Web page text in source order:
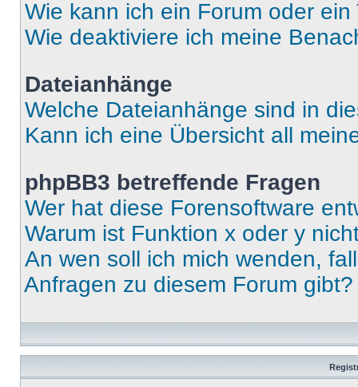
Wie kann ich ein Forum oder
Wie deaktiviere ich meine
Dateianhänge
Welche Dateianhänge sind in
Kann ich eine Übersicht all
phpBB3 betreffende Fragen
Wer hat diese Forensoftware
Warum ist Funktion x oder y
An wen soll ich mich wenden,
Anfragen zu diesem Forum gibt?